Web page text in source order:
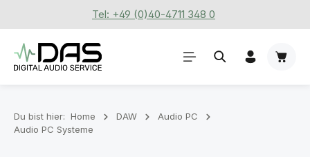
Zum Hauptinhalt springenTel: +49 (0)40-4711 348 0
Du bist hier: Home DAW
Audio PC
Audio PC Systeme